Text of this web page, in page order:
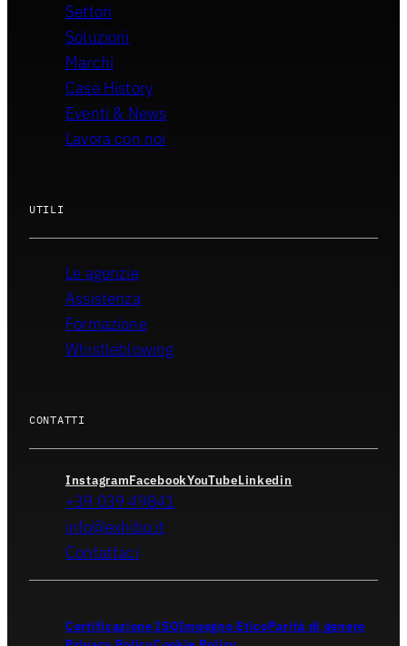
Settori
Soluzioni
Marchi
Case History
Eventi & News
Lavora con noi
UTILI
Le agenzie
Assistenza
Formazione
Whistleblowing
CONTATTI
InstagramFacebookYouTubeLinkedin
+39 039 49841
info@exhibo.it
Contattaci
Certificazione ISOImpegno EticoParità di genere